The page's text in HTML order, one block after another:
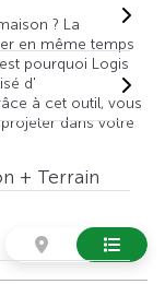
? La
en même temps
pourquoi Logis
d'
à cet outil, vous
dans votre
+ Terrain